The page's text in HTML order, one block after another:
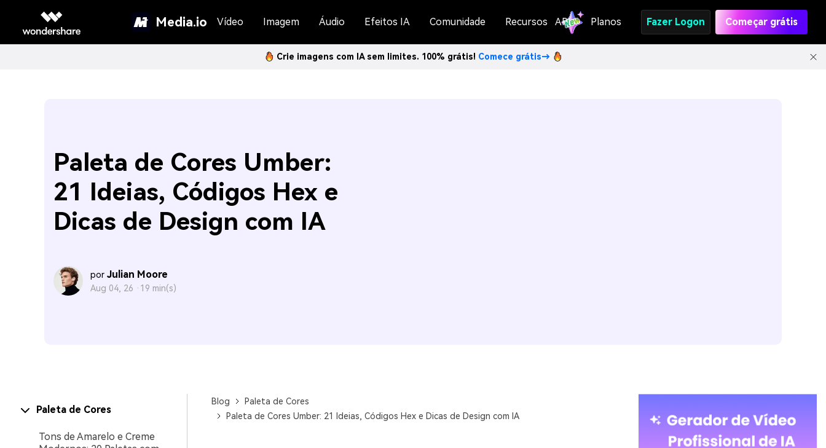
Media.io Vídeo Imagem Áudio Efeitos IA Comunidade Recursos API Planos Fazer Logon Começar grátis
Crie imagens com IA sem limites. 100% grátis! Comece grátis→
Paleta de Cores Umber:
21 Ideias, Códigos Hex e
Dicas de Design com IA
por Julian Moore
Aug 04, 26 · 19 min(s)
Paleta de Cores
Tons de Amarelo e Creme
Blog
Paleta de Cores
Paleta de Cores Umber: 21 Ideias, Códigos Hex e Dicas de Design com IA